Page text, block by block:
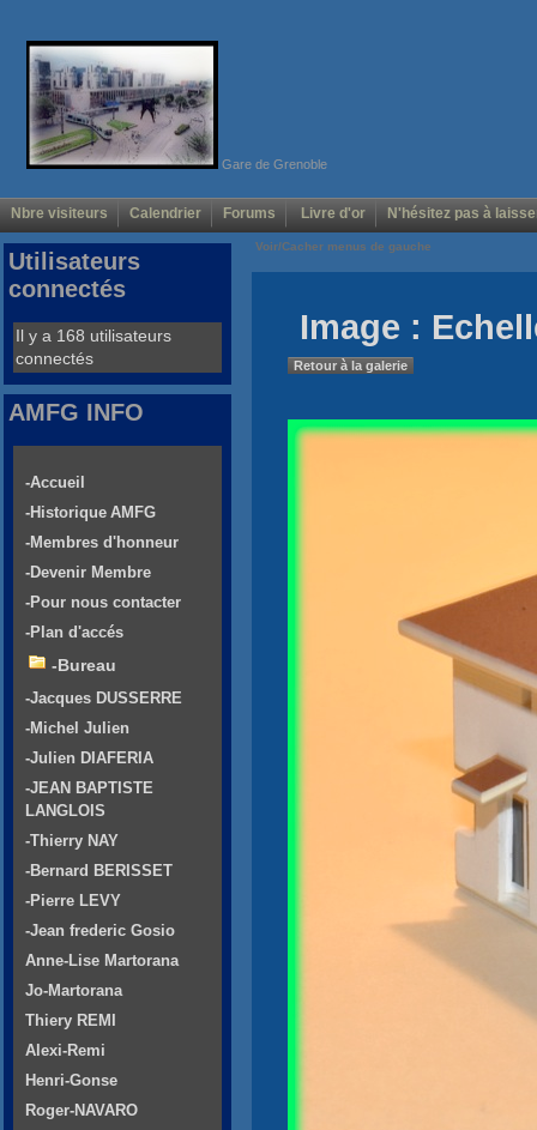
Gare de Grenoble
Nbre visiteurs Calendrier Forums Livre d'or N'hésitez pas à
Voir/Cacher menus de gauche
Image :
Retour à la galerie
Utilisateurs
connectés
Il y a 168 utilisateurs
connectés
AMFG INFO
-Accueil
-Historique AMFG
-Membres d'honneur
-Devenir Membre
-Pour nous contacter
-Plan d'accés
-Bureau
-Jacques DUSSERRE
-Michel Julien
-Julien DIAFERIA
-JEAN BAPTISTE
LANGLOIS
-Thierry NAY
-Bernard BERISSET
-Pierre LEVY
-Jean frederic Gosio
Anne-Lise Martorana
Jo-Martorana
Thiery REMI
Alexi-Remi
Henri-Gonse
Roger-NAVARO